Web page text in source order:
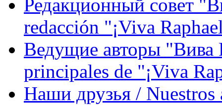
Редакционный совет
redacción "¡Viva
Ведущие авторы "Вива
principales de "¡Viva
Наши друзья / Nuestros